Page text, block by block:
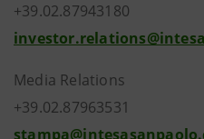
+39.02.87943180
Media Relations
+39.02.87963531